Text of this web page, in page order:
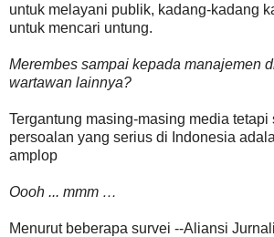
untuk melayani publik, kadang-kadang
untuk mencari untung.
Merembes sampai kepada manajemen
wartawan lainnya?
Tergantung masing-masing media tetapi
persoalan yang serius di Indonesia
amplop
Oooh ... mmm …
Menurut beberapa survei --Aliansi